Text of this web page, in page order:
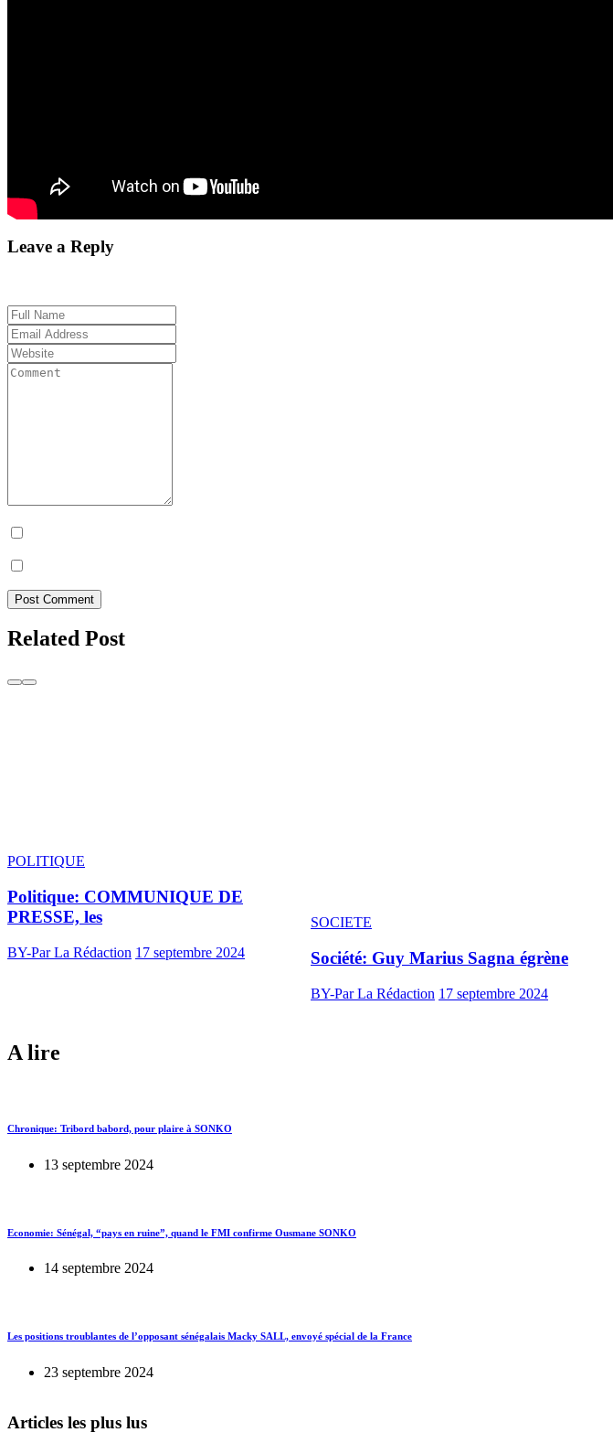
Leave a Reply
Post Comment
Related Post
POLITIQUE
Politique: COMMUNIQUE DE
PRESSE, les
BY-Par La Rédaction 17 septembre 2024
SOCIETE
Société: Guy Marius Sagna égrène
BY-Par La Rédaction 17 septembre 2024
A lire
Chronique: Tribord babord, pour plaire à SONKO
13 septembre 2024
Economie: Sénégal, “pays en ruine”, quand le FMI confirme Ousmane SONKO
14 septembre 2024
Les positions troublantes de l’opposant sénégalais Macky SALL, envoyé spécial de la France
23 septembre 2024
Articles les plus lus